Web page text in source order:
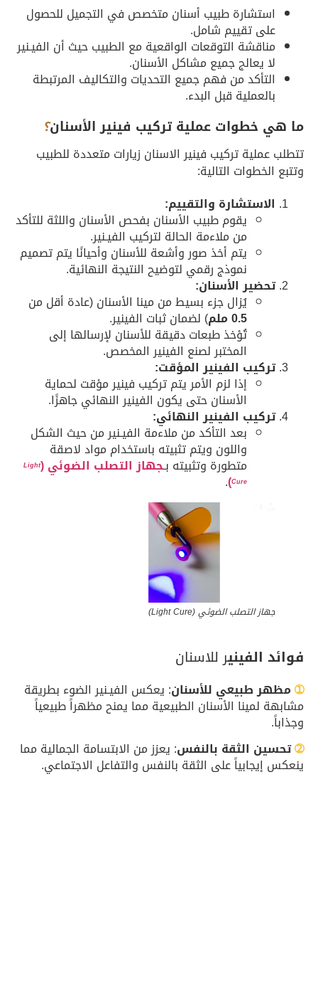
استشارة طبيب أسنان متخصص في التجميل للحصول
على تقييم شامل.
مناقشة التوقعات الواقعية مع الطبيب حيث أن الفيـنير
لا يعالج جميع مشاكل الأسنان.
التأكد من فهم جميع التحديات والتكاليف المرتبطة
بالعملية قبل البدء.
ما هي خطوات عملية تركيب فينير الأسنان؟
تتطلب عملية تركيب فينير الاسنان زيارات متعددة للطبيب
وتتبع الخطوات التالية:
الاستشارة والتقييم:
يقوم طبيب الأسنان بفحص الأسنان واللثة للتأكد
من ملاءمة الحالة لتركيب الفيـنير.
يتم أخذ صور وأشعة للأسنان وأحيانًا يتم تصميم
نموذج رقمي لتوضيح النتيجة النهائية.
تحضير الأسنان:
يُزال جزء بسيط من مينا الأسنان (عادة أقل من
0.5 ملم ) لضمان ثبات الفينير.
تُؤخذ طبعات دقيقة للأسنان لإرسالها إلى
المختبر لصنع الفينير المخصص.
تركيب الفينير المؤقت:
إذا لزم الأمر يتم تركيب فينير مؤقت لحماية
الأسنان حتى يكون الفينير النهائي جاهزًا.
تركيب الفينير النهائي:
بعد التأكد من ملاءمة الفيـنير من حيث الشكل
واللون ويتم تثبيته باستخدام مواد لاصقة
متطورة وتثبيته بـجهاز التصلب الضوئي (Light
Cure
)
.
جهاز التصلب الضوئي (Light Cure
)
فوائد الفينير للاسنان
➀مظهر طبيعي للأسنان: يعكس الفيـنير الضوء بطريقة
مشابهة لمينا الأسنان الطبيعية مما يمنح مظهراً طبيعياً
وجذاباً.
➁تحسين الثقة بالنفس: يعزز من الابتسامة الجمالية مما
ينعكس إيجابياً على الثقة بالنفس والتفاعل الاجتماعي.